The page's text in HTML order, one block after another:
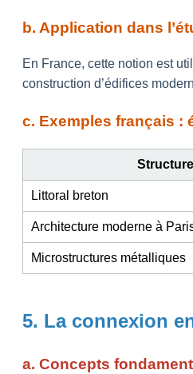
b. Application dans
En France, cette notion est
construction d’édifices
c. Exemples français :
Structure
Littoral breton
Architecture moderne à
Microstructures métalliques
5. La connexion
a. Concepts